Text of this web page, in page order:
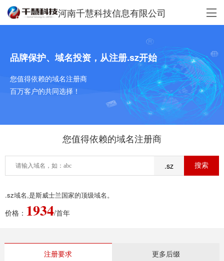
河南千慧科技信息有限公司
品牌保护、域名投资，从注册.sz开始
您值得依赖的域名注册商
百万客户的共同选择！
您值得依赖的域名注册商
.sz
.sz域名,是斯威士兰国家的顶级域名。
价格： 1934/首年
注册要求 更多后缀